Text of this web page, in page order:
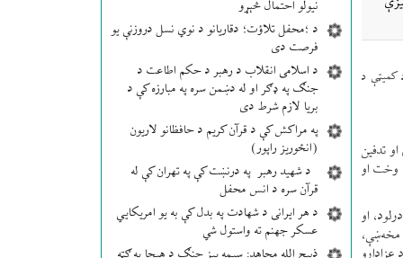
نیولو احتمال څېړو
د ؛محفل تلاؤت؛ دقاریانو د نوي نسل دروزنې یو
فرصت دی
د اسلامی انقلاب د رهبر د حکم اطاعت د
جنګ په ډګر او له دښمن سره په مبارزه کې د
بریا لازم شرط دی
په مراکش کې د قرآن کریم د حافظانو لاریون
(انځوریز راپور)
د شهید رهبر په درنښت کې په تهران کې له
قرآن سره د انس محفل
د هر ایرانی د شهادت په بدل کې به یو امریکایي
عسکر جهنم ته واستول شي
کمیټې د
تدفین
وخت او
او